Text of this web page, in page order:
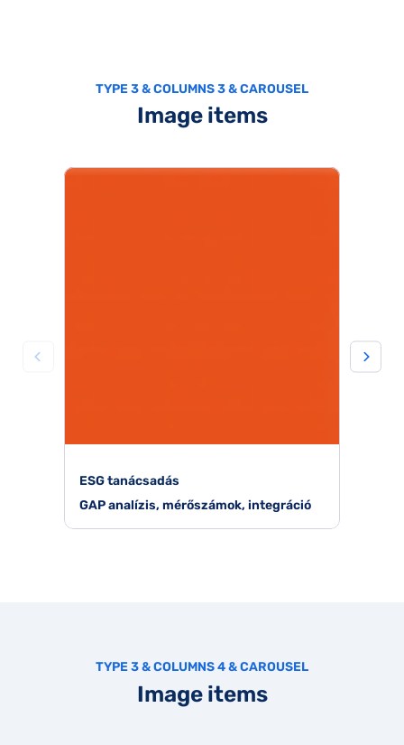
TYPE 3 & COLUMNS 3 & CAROUSEL
Image items
ESG tanácsadás
GAP analízis, mérőszámok, integráció
TYPE 3 & COLUMNS 4 & CAROUSEL
Image items